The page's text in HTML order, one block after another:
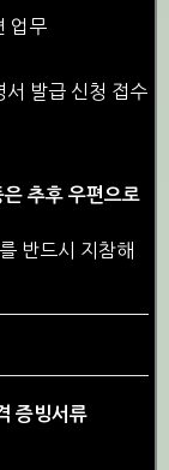
업무
발급 신청 접수
추후 우편으로
반드시 지참해
증빙서류